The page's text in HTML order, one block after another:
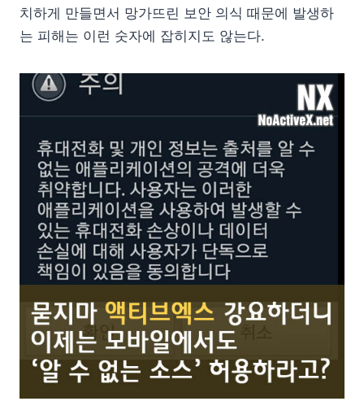
치하게 만들면서 망가뜨린 보안 의식 때문에 발생하
는 피해는 이런 숫자에 잡히지도 않는다.